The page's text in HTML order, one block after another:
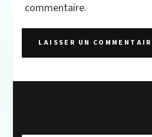
commentaire.